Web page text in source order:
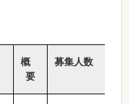
概
要
募集人数